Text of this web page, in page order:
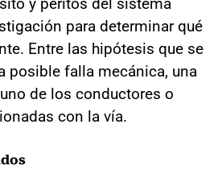
para determinar qué
Entre las hipótesis que se
posible falla mecánica, una
de los conductores o
con la vía.